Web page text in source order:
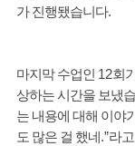
가 진행됐습니다.
마지막 수업인 12회
상하는 시간을 보냈
는 내용에 대해 이야
도 많은 걸 했네.”라